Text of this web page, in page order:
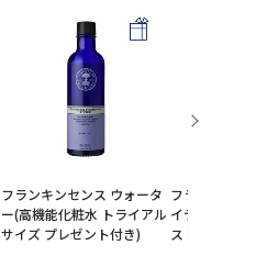
フランキンセンス ウォータ
ー(高機能化粧水 トライアル
サイズ プレゼント付き)
フランキンセ
イティング
スト